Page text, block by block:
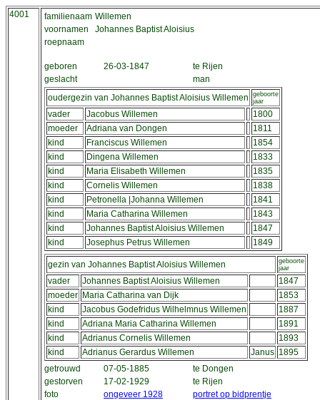
4001 familienaam Willemen
voornamen
Johannes Baptist Aloisius
roepnaam
geboren 26-03-1847
te Rijen
geslacht
man
oudergezin van Johannes Baptist Aloisius Willemen
geboorte
jaar
vader Jacobus Willemen
1800
moeder
Adriana van Dongen
1811
kind
Franciscus Willemen
1854
kind
Dingena Willemen
1833
kind
Maria Elisabeth Willemen
1835
kind
Cornelis Willemen
1838
kind
Petronella |Johanna Willemen
1841
kind
Maria Catharina Willemen
1843
kind
Johannes Baptist Aloisius Willemen
1847
kind
Josephus Petrus Willemen 1849
gezin van Johannes Baptist Aloisius Willemen
geboorte
jaar
vader Johannes Baptist Aloisius Willemen
1847
moeder Maria Catharina van Dijk
1853
kind
Jacobus Godefridus Wilhelmnus Willemen
1887
kind
Adriana Maria Catharina Willemen
1891
kind
Adrianus Cornelis Willemen
1893
kind
Adrianus Gerardus Willemen Janus 1895
getrouwd
07-05-1885
te Dongen
gestorven
17-02-1929
te Rijen
foto
ongeveer 1928 portret op bidprentje